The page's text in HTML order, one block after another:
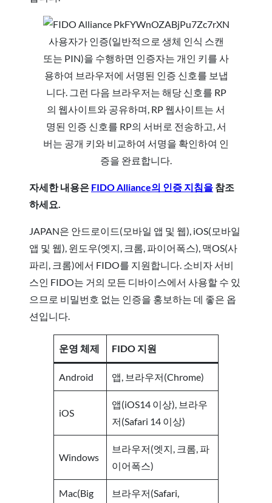
사용자가 인증(일반적으로 생체 인식 스캔
또는 PIN)을 수행하면 인증자는 개인 키를 사
용하여 브라우저에 서명된 인증 신호를 보냅
니다. 그런 다음 브라우저는 해당 신호를 RP
의 웹사이트와 공유하며, RP 웹사이트는 서
명된 인증 신호를 RP의 서버로 전송하고, 서
버는 공개 키와 비교하여 서명을 확인하여 인
증을 완료합니다.
자세한 내용은 FIDO Alliance의 인증 지침을 참조
하세요.
JAPAN은 안드로이드(모바일 앱 및 웹), iOS(모바일
앱 및 웹), 윈도우(엣지, 크롬, 파이어폭스), 맥OS(사
파리, 크롬)에서 FIDO를 지원합니다. 소비자 서비
스인 FIDO는 거의 모든 디바이스에서 사용할 수 있
으므로 비밀번호 없는 인증을 홍보하는 데 좋은 옵
션입니다.
운영 체제 FIDO 지원
Android 앱, 브라우저(Chrome)
iOS
앱(iOS14 이상), 브라우
저(Safari 14 이상)
Windows
브라우저(엣지, 크롬, 파
이어폭스)
Mac(Big
브라우저(Safari,